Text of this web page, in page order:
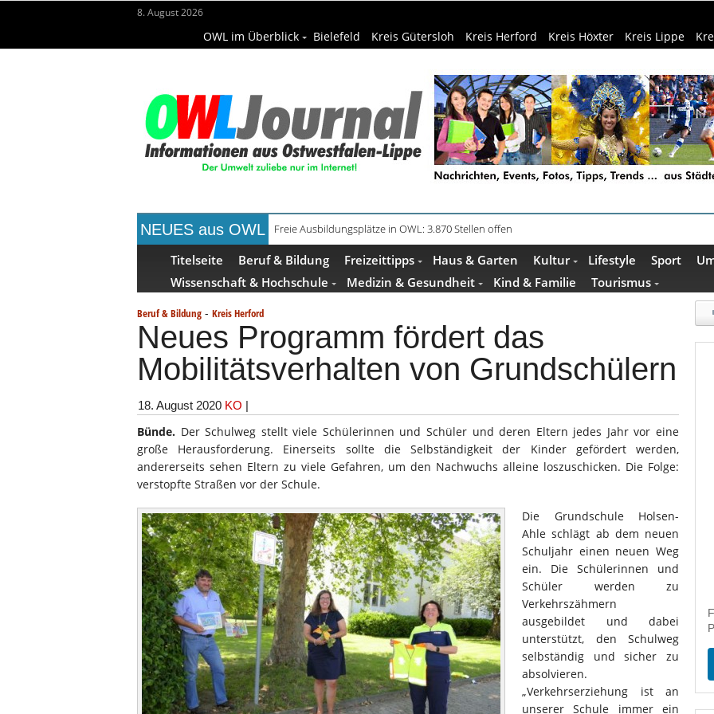
8. August 2026
OWL im Überblick Bielefeld Kreis Gütersloh Kreis Herford Kreis Höxter Kreis Lippe
NEUES aus OWL Recyclingpapier in Küche und Bad schont Ressourcen
Titelseite Beruf & Bildung Freizeittipps Haus & Garten Kultur Lifestyle Sport
Wissenschaft & Hochschule
Medizin & Gesundheit Kind & Familie Tourismus
Beruf & Bildung - Kreis Herford
Neues Programm fördert das
Mobilitätsverhalten von Grundschülern
18. August 2020 KO |
Bünde. Der Schulweg stellt viele Schülerinnen und Schüler und deren Eltern jedes Jahr vor eine
große Herausforderung. Einerseits sollte die Selbständigkeit der Kinder gefördert werden,
andererseits sehen Eltern zu viele Gefahren, um den Nachwuchs alleine loszuschicken. Die Folge:
verstopfte Straßen vor der Schule.
Die Grundschule Holsen-
Ahle schlägt ab dem neuen
Schuljahr einen neuen Weg
ein. Die Schülerinnen und
Schüler werden zu
Verkehrszähmern
ausgebildet und dabei
unterstützt, den Schulweg
selbständig und sicher zu
absolvieren.
„Verkehrserziehung ist an
unserer Schule immer ein